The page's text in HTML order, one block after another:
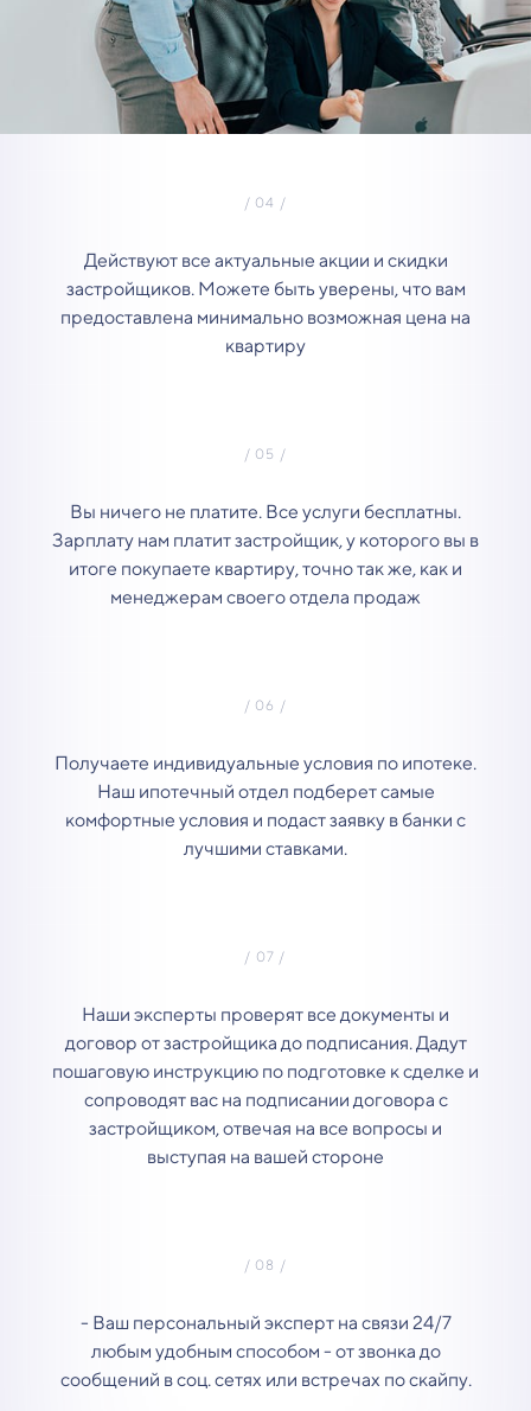
Действуют все актуальные акции и скидки
застройщиков. Можете быть уверены, что вам
предоставлена минимально возможная цена на
квартиру
Вы ничего не платите. Все услуги бесплатны.
Зарплату нам платит застройщик, у которого вы в
итоге покупаете квартиру, точно так же, как и
менеджерам своего отдела продаж
Получаете индивидуальные условия по ипотеке.
Наш ипотечный отдел подберет самые
комфортные условия и подаст заявку в банки с
лучшими ставками.
Наши эксперты проверят все документы и
договор от застройщика до подписания. Дадут
пошаговую инструкцию по подготовке к сделке и
сопроводят вас на подписании договора с
застройщиком, отвечая на все вопросы и
выступая на вашей стороне
- Ваш персональный эксперт на связи 24/7
любым удобным способом - от звонка до
сообщений в соц. сетях или встречах по скайпу.